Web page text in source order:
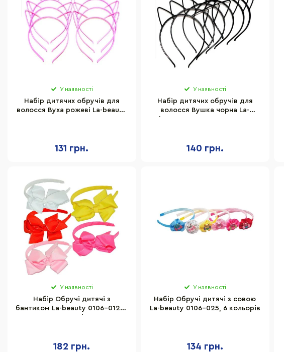
У наявності
Набір дитячих обручів для
волосся Вуха рожеві La-beauty
131 грн.
У наявності
Набір дитячих обручів для
волосся Вушка чорна La-
140 грн.
У наявності
Набір Обручі дитячі з
бантиком La-beauty 0106-012, 5
182 грн.
У наявності
Набір Обручі дитячі з совою
La-beauty 0106-025, 6 кольорів
134 грн.